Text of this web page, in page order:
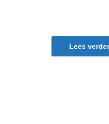
Lees verder